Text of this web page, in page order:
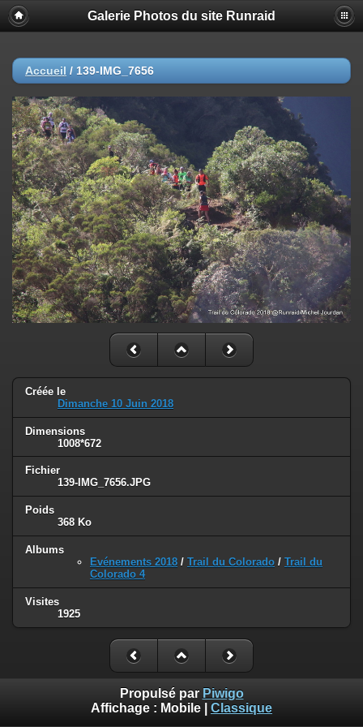
Galerie Photos du site Runraid
Accueil / 139-IMG_7656
Créée le
Dimanche 10 Juin 2018
Dimensions
1008*672
Fichier
139-IMG_7656.JPG
Poids
368 Ko
Albums
Evénements 2018 / Trail du Colorado / Trail du
Colorado 4
Visites
1925
Propulsé par Piwigo
Affichage : Mobile Classique